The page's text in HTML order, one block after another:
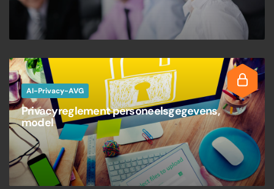
AI-Privacy-AVG
Privacyreglement personeelsgegevens,
model